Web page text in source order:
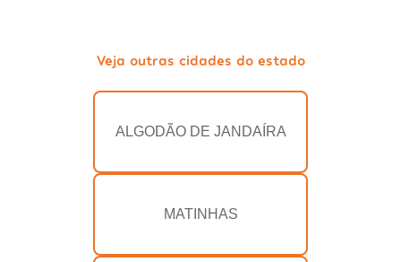
Veja outras cidades do estado
ALGODÃO DE JANDAÍRA
MATINHAS